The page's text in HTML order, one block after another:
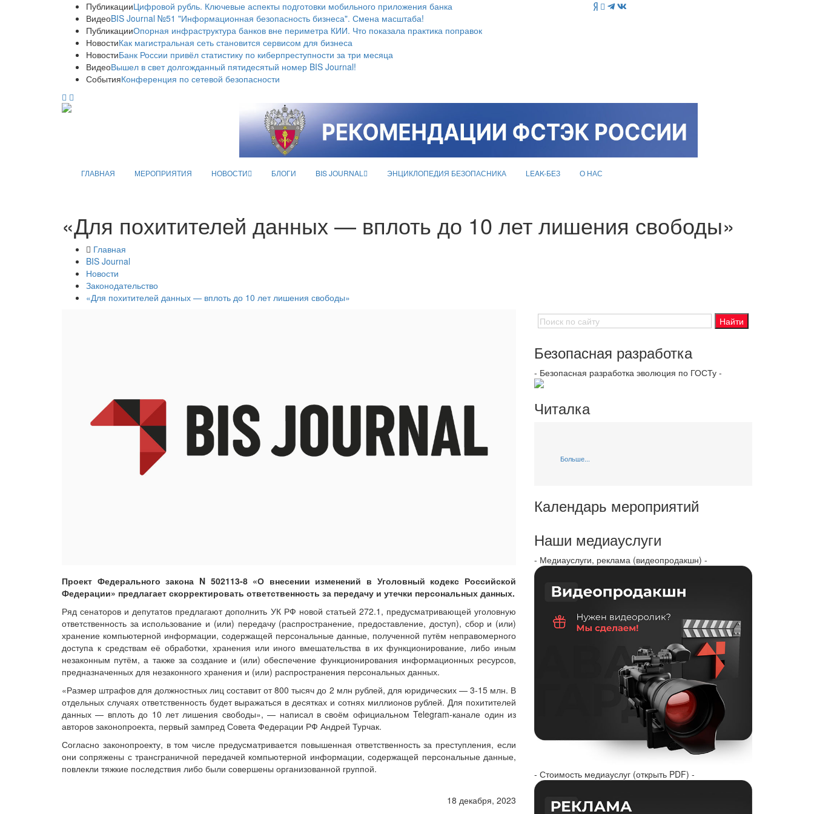
ПубликацииЦифровой рубль. Ключевые аспекты подготовки мобильного приложения банка
ВидеоBIS Journal №51 "Информационная безопасность бизнеса". Смена масштаба!
ПубликацииОпорная инфраструктура банков вне периметра КИИ. Что показала практика поправок
НовостиКак магистральная сеть становится сервисом для бизнеса
НовостиБанк России привёл статистику по киберпреступности за три месяца
ВидеоВышел в свет долгожданный пятидесятый номер BIS Journal!
СобытияКонференция по сетевой безопасности
ГЛАВНАЯ МЕРОПРИЯТИЯ НОВОСТИ БЛОГИ BIS JOURNAL ЭНЦИКЛОПЕДИЯ БЕЗОПАСНИКА LEAK-БЕЗ О НАС
«Для похитителей данных — вплоть до 10 лет лишения свободы»
Главная
BIS Journal
Новости
Законодательство
«Для похитителей данных — вплоть до 10 лет лишения свободы»
Проект Федерального закона N 502113-8 «О внесении изменений в Уголовный кодекс Российской
Федерации» предлагает скорректировать ответственность за передачу и утечки персональных данных.
Ряд сенаторов и депутатов предлагают дополнить УК РФ новой статьей 272.1, предусматривающей уголовную
ответственность за использование и (или) передачу (распространение, предоставление, доступ), сбор и (или)
хранение компьютерной информации, содержащей персональные данные, полученной путём неправомерного
доступа к средствам её обработки, хранения или иного вмешательства в их функционирование, либо иным
незаконным путём, а также за создание и (или) обеспечение функционирования информационных ресурсов,
предназначенных для незаконного хранения и (или) распространения персональных данных.
«Размер штрафов для должностных лиц составит от 800 тысяч до 2 млн рублей, для юридических — 3-15 млн. В
отдельных случаях ответственность будет выражаться в десятках и сотнях миллионов рублей. Для похитителей
данных — вплоть до 10 лет лишения свободы», — написал в своём официальном Telegram-канале один из
авторов законопроекта, первый зампред Совета Федерации РФ Андрей Турчак.
Согласно законопроекту, в том числе предусматривается повышенная ответственность за преступления, если
они сопряжены с трансграничной передачей компьютерной информации, содержащей персональные данные,
повлекли тяжкие последствия либо были совершены организованной группой.
18 декабря, 2023
Безопасная разработка
- Безопасная разработка эволюция по ГОСТу -
Читалка
Больше...
Календарь мероприятий
Наши медиауслуги
- Медиауслуги, реклама (видеопродакшн) -
- Стоимость медиауслуг (открыть PDF) -